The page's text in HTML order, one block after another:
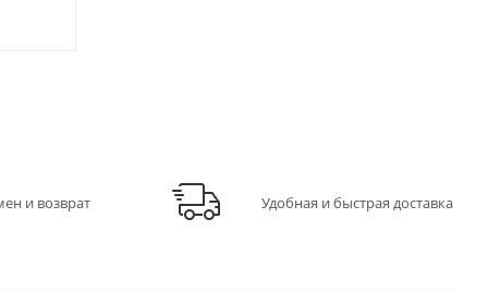
и возврат Удобная и быстрая доставка